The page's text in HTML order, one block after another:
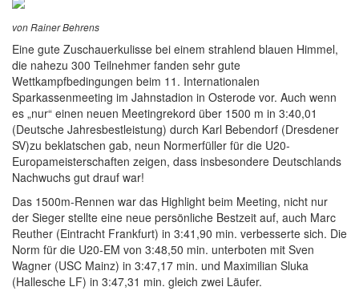
von Rainer Behrens
Eine gute Zuschauerkulisse bei einem strahlend blauen Himmel,
die nahezu 300 Teilnehmer fanden sehr gute
Wettkampfbedingungen beim 11. Internationalen
Sparkassenmeeting im Jahnstadion in Osterode vor. Auch wenn
es „nur“ einen neuen Meetingrekord über 1500 m in 3:40,01
(Deutsche Jahresbestleistung) durch Karl Bebendorf (Dresdener
SV)zu beklatschen gab, neun Normerfüller für die U20-
Europameisterschaften zeigen, dass insbesondere Deutschlands
Nachwuchs gut drauf war!
Das 1500m-Rennen war das Highlight beim Meeting, nicht nur
der Sieger stellte eine neue persönliche Bestzeit auf, auch Marc
Reuther (Eintracht Frankfurt) in 3:41,90 min. verbesserte sich. Die
Norm für die U20-EM von 3:48,50 min. unterboten mit Sven
Wagner (USC Mainz) in 3:47,17 min. und Maximilian Sluka
(Hallesche LF) in 3:47,31 min. gleich zwei Läufer.